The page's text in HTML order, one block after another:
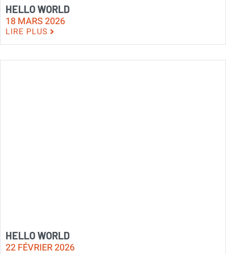
HELLO WORLD
18 MARS 2026
LIRE PLUS
HELLO WORLD
22 FÉVRIER 2026